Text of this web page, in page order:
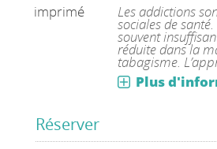
imprimé
Les addictions
sociales de
souvent
réduite dans la
tabagisme.
Plus
Réserver